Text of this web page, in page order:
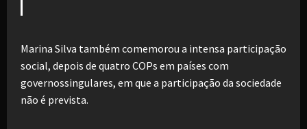
Marina Silva também comemorou a intensa participação
social, depois de quatro COPs em países com
governossingulares, em que a participação da sociedade
não é prevista.